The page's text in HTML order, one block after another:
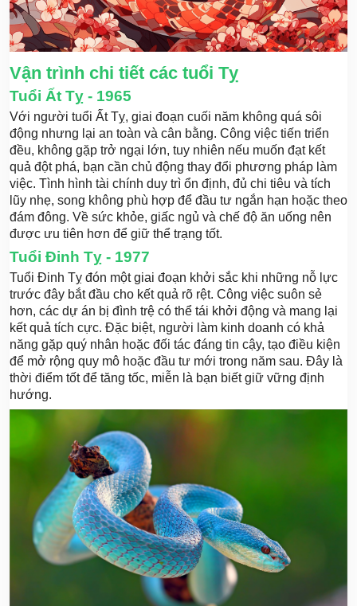
Vận trình chi tiết các tuổi Tỵ
Tuổi Ất Tỵ - 1965
Với người tuổi Ất Tỵ, giai đoạn cuối năm không quá sôi
động nhưng lại an toàn và cân bằng. Công việc tiến triển
đều, không gặp trở ngại lớn, tuy nhiên nếu muốn đạt kết
quả đột phá, bạn cần chủ động thay đổi phương pháp làm
việc. Tình hình tài chính duy trì ổn định, đủ chi tiêu và tích
lũy nhẹ, song không phù hợp để đầu tư ngắn hạn hoặc theo
đám đông. Về sức khỏe, giấc ngủ và chế độ ăn uống nên
được ưu tiên hơn để giữ thể trạng tốt.
Tuổi Đinh Tỵ - 1977
Tuổi Đinh Tỵ đón một giai đoạn khởi sắc khi những nỗ lực
trước đây bắt đầu cho kết quả rõ rệt. Công việc suôn sẻ
hơn, các dự án bị đình trệ có thể tái khởi động và mang lại
kết quả tích cực. Đặc biệt, người làm kinh doanh có khả
năng gặp quý nhân hoặc đối tác đáng tin cậy, tạo điều kiện
để mở rộng quy mô hoặc đầu tư mới trong năm sau. Đây là
thời điểm tốt để tăng tốc, miễn là bạn biết giữ vững định
hướng.